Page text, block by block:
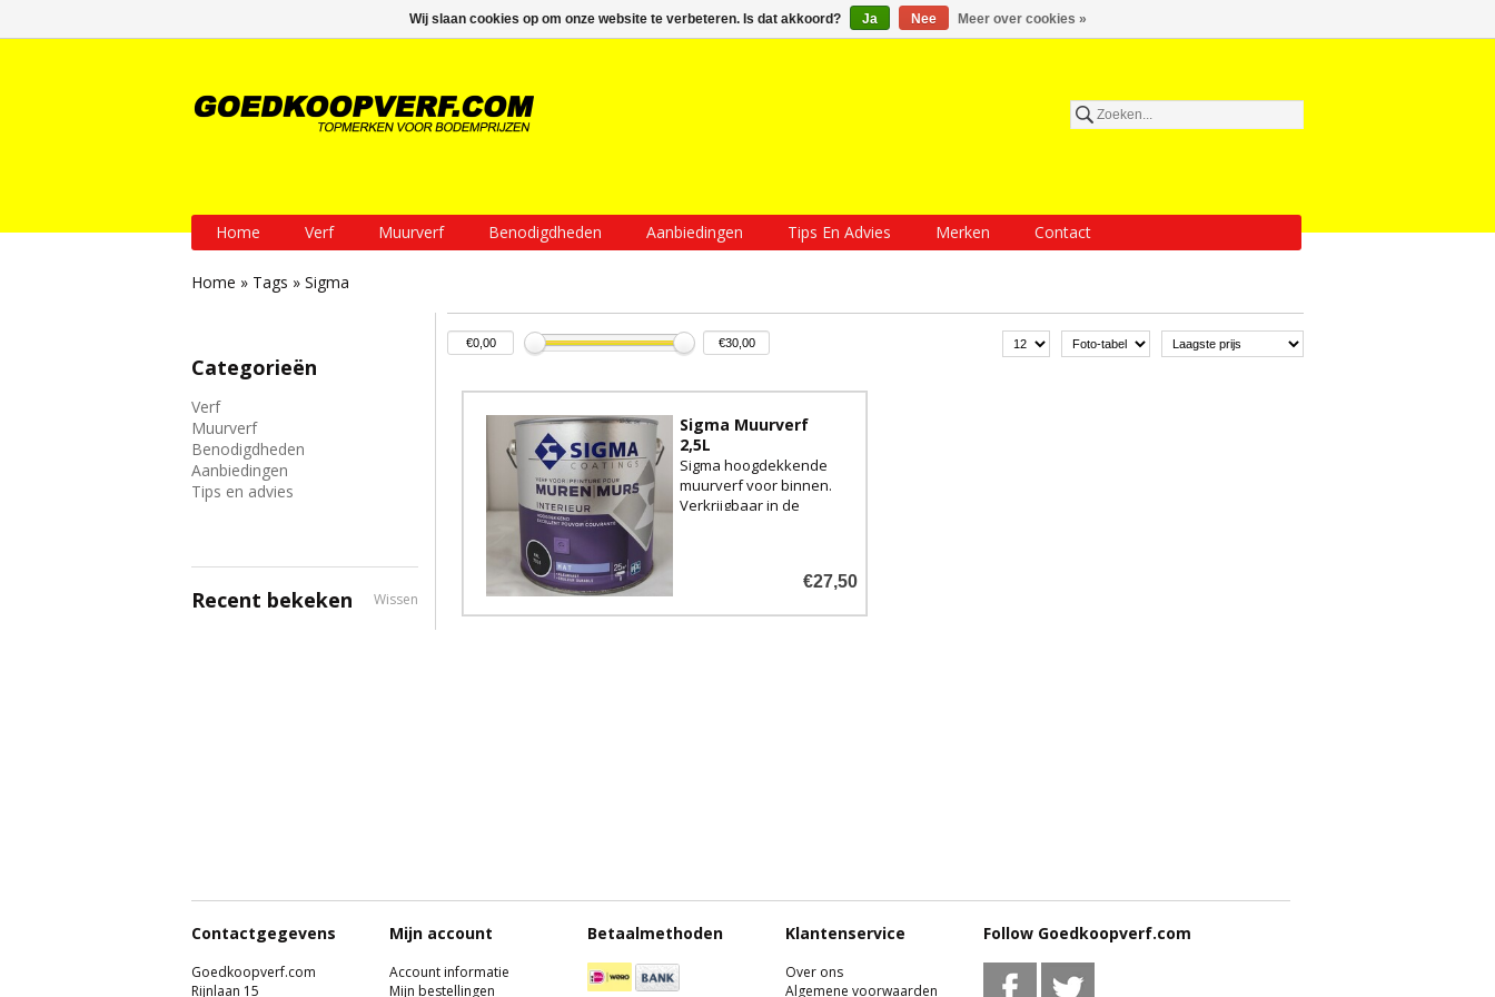
Inloggen Een account aanmaken Mijn winkelwagen €0,00
Home Verf Muurverf Benodigdheden Aanbiedingen Tips En Advies Merken Contact
Home » Tags » Sigma
Categorieën
Verf
Muurverf
Benodigdheden
Aanbiedingen
Tips en advies
Recent bekeken Wissen
Sigma Muurverf
2,5L
Sigma hoogdekkende
muurverf voor binnen.
Verkrijgbaar in de
RAL 7016 (Antraciet)€27,50
Contactgegevens
Goedkoopverf.com
Rijnlaan 15
Mijn account
Account informatie
Mijn bestellingen
Betaalmethoden Klantenservice
Over ons
Algemene voorwaarden
Follow Goedkoopverf.com
Wij slaan cookies op om onze website te verbeteren. Is dat akkoord? Ja Nee Meer over cookies »